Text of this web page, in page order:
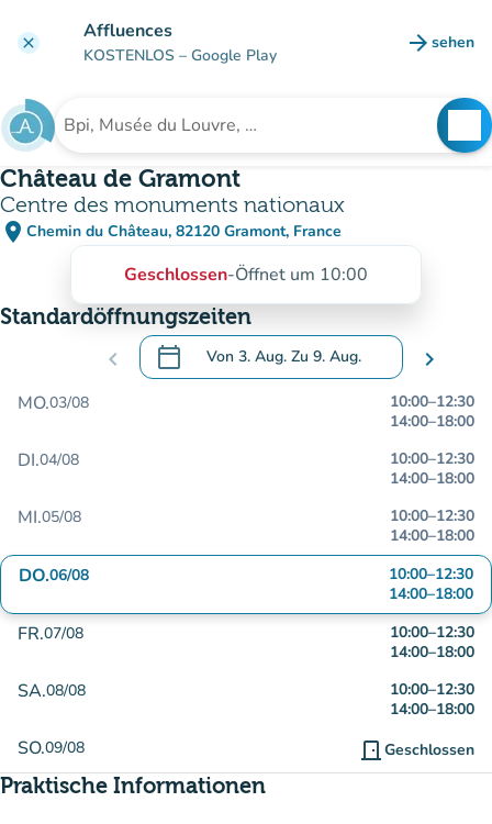
clear Affluences
KOSTENLOS – Google Play arrow_forward sehen
(new
Suche nach einer Einrichtung
Château de Gramont
Centre des monuments nationaux
place Chemin du Château, 82120 Gramont, France
(in Google Maps öffnen)
(new tab)
Geschlossen-Öffnet um 10:00
Standardöffnungszeiten
chevron_left calendar_today Von 3. Aug. Zu 9. Aug.
.Öffnen Sie den Kalender, um Daten zu
chevron_right
MO.03/08 10:00–12:30
14:00–18:00
DI.04/08 10:00–12:30
14:00–18:00
MI.05/08 10:00–12:30
14:00–18:00
DO.06/08 10:00–12:30
14:00–18:00
FR.07/08 10:00–12:30
14:00–18:00
SA.08/08 10:00–12:30
14:00–18:00
SO.09/08 door_front Geschlossen
Praktische Informationen